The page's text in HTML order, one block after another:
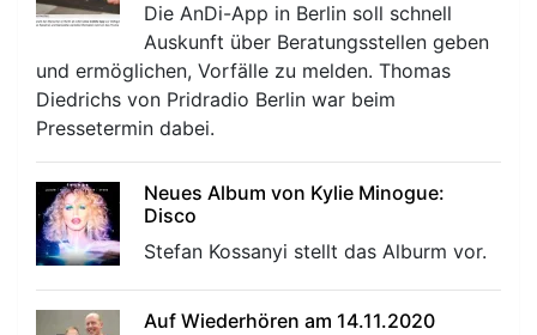
Die AnDi-App in Berlin soll schnell
Auskunft über Beratungsstellen geben
und ermöglichen, Vorfälle zu melden. Thomas
Diedrichs von Pridradio Berlin war beim
Pressetermin dabei.
Neues Album von Kylie Minogue:
Disco
Stefan Kossanyi stellt das Alburm vor.
Auf Wiederhören am 14.11.2020